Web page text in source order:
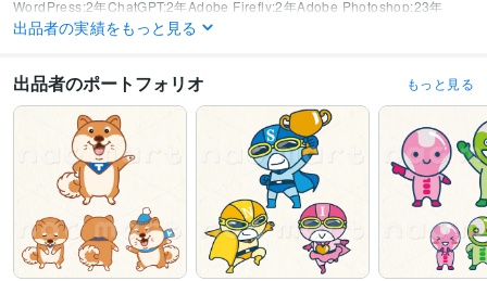
WordPress:2年ChatGPT:2年Adobe Firefly:2年Adobe Photoshop:23年
Adobe Premiere Pro:3年 Adobe Illustrator:23年
デザイン制作 マスコットキャラクターデザイン
子供向け 女性向け やわらかい 親しみやすい 温かい かわいい
ゆるい
飲食 温もり
イラスト作成・漫画制作 サインペン画 えんぴつ画
イラストアイコン制
イラスト カット 白黒
シンプル
カラフル
語学力
英語 日常会話レベル
出品者の実績をもっと見る
出品者のポートフォリオ もっと見る